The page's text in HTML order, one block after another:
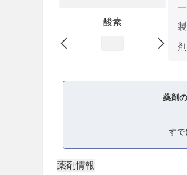
酸素
薬剤
すで
薬剤情報